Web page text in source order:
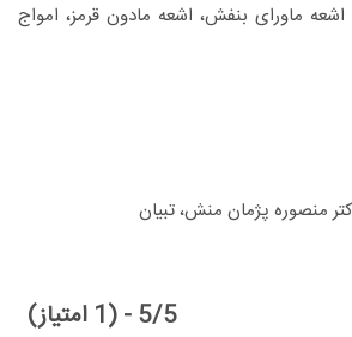
اشعه ماورای بنفش، اشعه مادون قرمز، امواج
منصوره پژمان منش، تبیان
5/5 - (1 امتیاز)